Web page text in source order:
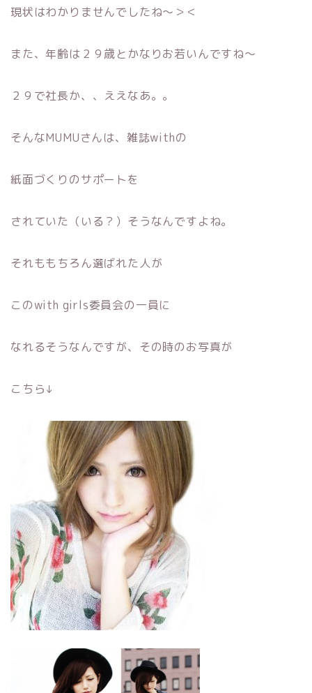
現状はわかりませんでしたね〜＞＜
また、年齢は２９歳とかなりお若いんですね〜
２９で社長か、、ええなあ。。
そんなMUMUさんは、雑誌withの
紙面づくりのサポートを
されていた（いる？）そうなんですよね。
それももちろん選ばれた人が
このwith girls委員会の一員に
なれるそうなんですが、その時のお写真が
こちら↓